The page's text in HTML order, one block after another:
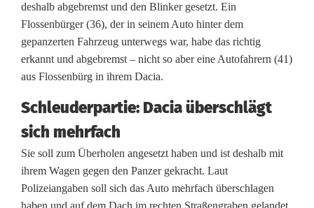
e
r
h
l
m
a
n
deshalb abgebremst und den Blinker gesetzt. Ein
Flossenbürger (36), der in seinem Auto hinter dem
gepanzerten Fahrzeug unterwegs war, habe das richtig
erkannt und abgebremst – nicht so aber eine Autofahrern (41)
aus Flossenbürg in ihrem Dacia.
Schleuderpartie: Dacia überschlägt
sich mehrfach
Sie soll zum Überholen angesetzt haben und ist deshalb mit
ihrem Wagen gegen den Panzer gekracht. Laut
Polizeiangaben soll sich das Auto mehrfach überschlagen
haben und auf dem Dach im rechten Straßengraben gelandet